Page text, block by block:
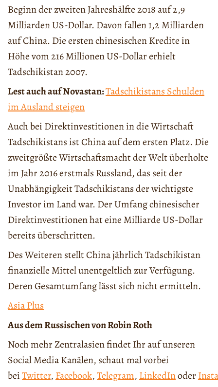
Beginn der zweiten Jahreshälfte 2018 auf 2,9
Milliarden US-Dollar. Davon fallen 1,2 Milliarden
auf China. Die ersten chinesischen Kredite in
Höhe vom 216 Millionen US-Dollar erhielt
Tadschikistan 2007.
Lest auch auf Novastan:Tadschikistans Schulden
im Ausland steigen
Auch bei Direktinvestitionen in die Wirtschaft
Tadschikistans ist China auf dem ersten Platz. Die
zweitgrößte Wirtschaftsmacht der Welt überholte
im Jahr 2016 erstmals Russland, das seit der
Unabhängigkeit Tadschikistans der wichtigste
Investor im Land war. Der Umfang chinesischer
Direktinvestitionen hat eine Milliarde US-Dollar
bereits überschritten.
Des Weiteren stellt China jährlich Tadschikistan
finanzielle Mittel unentgeltlich zur Verfügung.
Deren Gesamtumfang lässt sich nicht ermitteln.
Asia Plus
Aus dem Russischen von Robin Roth
Noch mehr Zentralasien findet Ihr auf unseren
Social Media Kanälen, schaut mal vorbei
beiTwitter, Facebook,Telegram, LinkedInoder